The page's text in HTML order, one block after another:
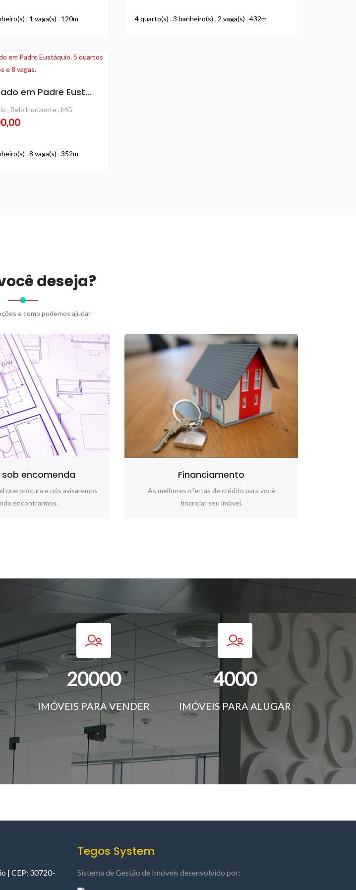
. 1 vaga(s) . 120m 4 quarto(s) . 3 banheiro(s) . 2 vaga(s) . 432m
Casa localizado em Padre Eustáquio. 5 quartos (2 suítes), 4 banheiros e 8 vagas.
, Belo Horizonte , MG
. 8 vaga(s) . 352m
deseja?
e como podemos ajudar
AGORA
sob encomenda
que procura e nós avisaremos
encontrarmos.
Financiamento
As melhores ofertas de crédito para você
financiar seu imóvel.
20000
IMÓVEIS PARA VENDER
4000
IMÓVEIS PARA ALUGAR
| CEP: 30720-
Tegos System
Sistema de Gestão de Imóveis desenvolvido por: